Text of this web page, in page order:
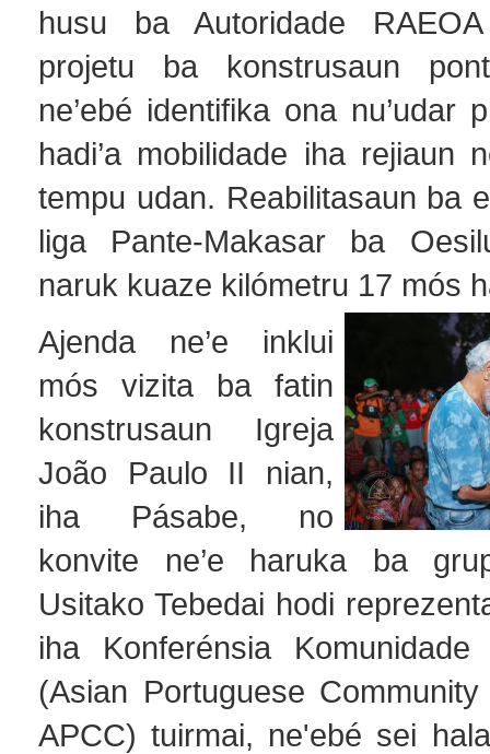
husu ba Autoridade
projetu ba konstrusaun
ne’ebé identifika ona nu’udar
hadi’a mobilidade iha rejiaun
tempu udan. Reabilitasaun ba
liga Pante-Makasar ba
naruk kuaze kilómetru 17 mós
Ajenda ne’e inklui
mós vizita ba fatin
konstrusaun Igreja
João Paulo II nian,
iha Pásabe, no
konvite ne’e haruka ba
Usitako Tebedai hodi
iha Konferénsia Komunidade
(Asian Portuguese
APCC) tuirmai, ne'ebé sei